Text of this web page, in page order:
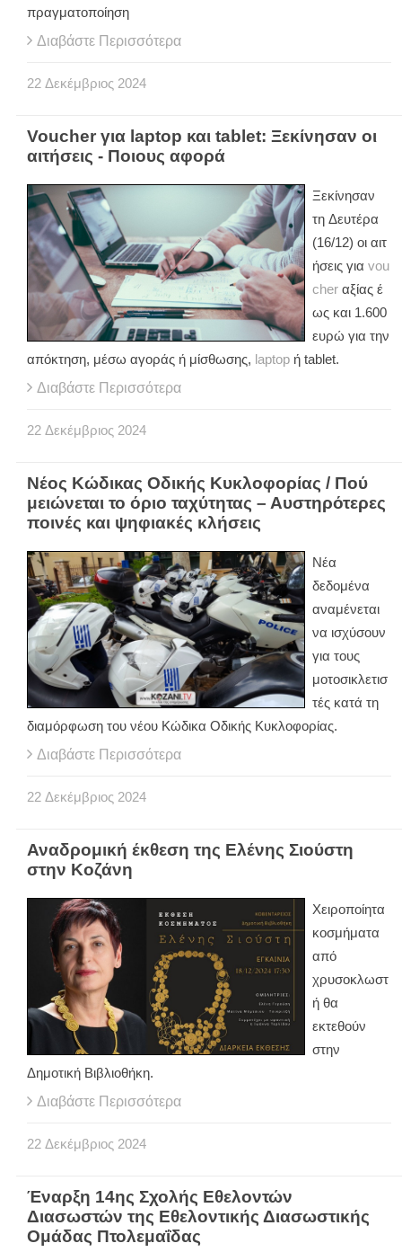
πραγματοποίηση
Διαβάστε Περισσότερα
22 Δεκέμβριος 2024
Voucher για laptop και tablet: Ξεκίνησαν οι
αιτήσεις - Ποιους αφορά
Ξεκίνησαν
τη Δευτέρα
(16/12) οι αιτ
ήσεις για vou
cher αξίας έ
ως και 1.600
ευρώ για την
απόκτηση, μέσω αγοράς ή μίσθωσης, laptop ή tablet.
Διαβάστε Περισσότερα
22 Δεκέμβριος 2024
Νέος Κώδικας Οδικής Κυκλοφορίας / Πού
μειώνεται το όριο ταχύτητας – Αυστηρότερες
ποινές και ψηφιακές κλήσεις
Νέα
δεδομένα
αναμένεται
να ισχύσουν
για τους
μοτοσικλετισ
τές κατά τη
διαμόρφωση του νέου Κώδικα Οδικής Κυκλοφορίας.
Διαβάστε Περισσότερα
22 Δεκέμβριος 2024
Αναδρομική έκθεση της Ελένης Σιούστη
στην Κοζάνη
Χειροποίητα
κοσμήματα
από
χρυσοκλωστ
ή θα
εκτεθούν
στην
Δημοτική Βιβλιοθήκη.
Διαβάστε Περισσότερα
22 Δεκέμβριος 2024
Έναρξη 14ης Σχολής Εθελοντών
Διασωστών της Εθελοντικής Διασωστικής
Ομάδας Πτολεμαΐδας